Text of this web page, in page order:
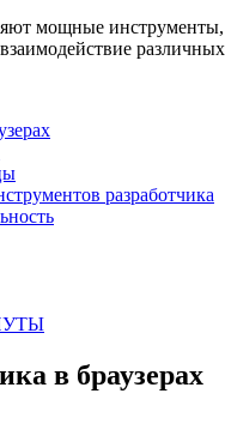
мощные инструменты,
разработчика
в браузерах